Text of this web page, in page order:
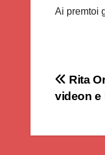
Ai premtoi
Post
Rita
videon e